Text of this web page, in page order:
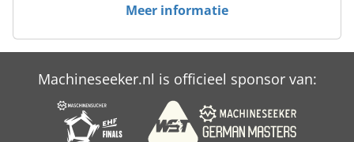
Meer informatie
Machineseeker.nl is officieel sponsor van: